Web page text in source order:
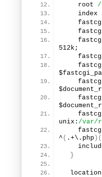
    root
/
index
512k;
unix: /var/
^ ( .+\.php ) (
}